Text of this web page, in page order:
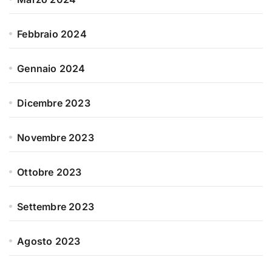
Febbraio 2024
Gennaio 2024
Dicembre 2023
Novembre 2023
Ottobre 2023
Settembre 2023
Agosto 2023